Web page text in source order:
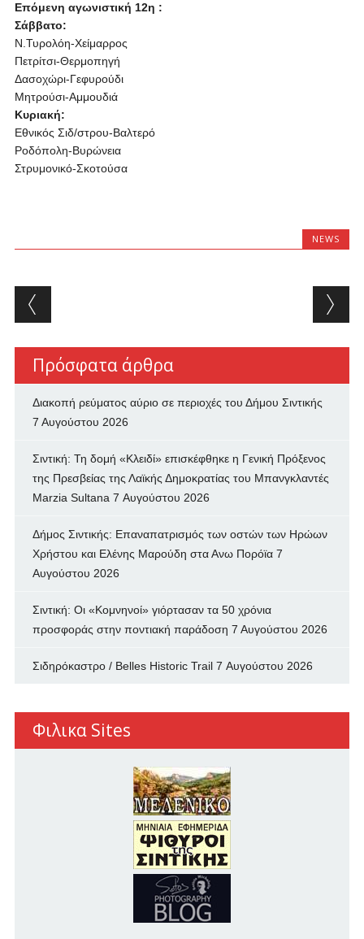
Επόμενη αγωνιστική 12η :
Σάββατο:
Ν.Τυρολόη-Χείμαρρος
Πετρίτσι-Θερμοπηγή
Δασοχώρι-Γεφυρούδι
Μητρούσι-Αμμουδιά
Κυριακή:
Εθνικός Σιδ/στρου-Βαλτερό
Ροδόπολη-Βυρώνεια
Στρυμονικό-Σκοτούσα
NEWS
Post navigation
Πρόσφατα άρθρα
Διακοπή ρεύματος αύριο σε περιοχές του Δήμου Σιντικής
7 Αυγούστου 2026
Σιντική: Τη δομή «Κλειδί» επισκέφθηκε η Γενική Πρόξενος
της Πρεσβείας της Λαϊκής Δημοκρατίας του Μπανγκλαντές
Marzia Sultana 7 Αυγούστου 2026
Δήμος Σιντικής: Επαναπατρισμός των oστών των Ηρώων
Χρήστου και Ελένης Μαρούδη στα Ανω Πορόϊα 7
Αυγούστου 2026
Σιντική: Οι «Κομνηνοί» γιόρτασαν τα 50 χρόνια
προσφοράς στην ποντιακή παράδοση 7 Αυγούστου 2026
Σιδηρόκαστρο / Belles Historic Trail 7 Αυγούστου 2026
Φιλικα Sites